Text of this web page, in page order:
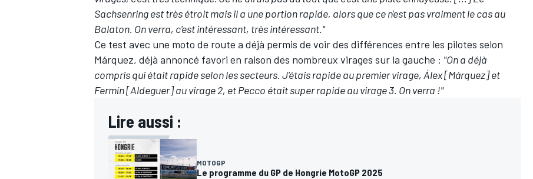
Sachsenring est très étroit mais il a une portion rapide, alors que ce n'est pas vraiment le cas au
Balaton. On verra, c'est intéressant, très intéressant."
Ce test avec une moto de route a déjà permis de voir des différences entre les pilotes selon
Márquez, déjà annoncé favori en raison des nombreux virages sur la gauche : "On a déjà
compris qui était rapide selon les secteurs. J'étais rapide au premier virage, Álex [Márquez] et
Fermín [Aldeguer] au virage 2, et Pecco était super rapide au virage 3. On verra !"
Lire aussi :
MOTOGP
Le programme du GP de Hongrie MotoGP 2025